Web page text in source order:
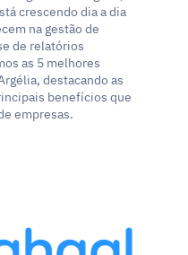
crescendo dia a dia
na gestão de
de relatórios
as 5 melhores
destacando as
benefícios que
empresas.